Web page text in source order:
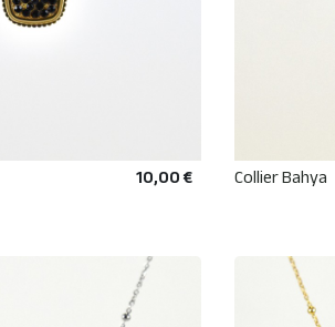
10,00 € Collier Bahya